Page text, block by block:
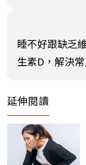
睡不好跟缺乏
生素D，解決
延伸閱讀